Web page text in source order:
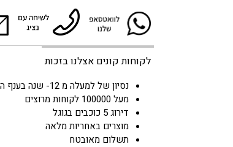
לקוחות קונים אצלנו בזכות
נסיון של למעלה מ 12- שנה בענף הסלולר
מעל 100000 לקוחות מרוצים
דירוג 5 כוכבים בגוגל
מוצרים באחריות מלאה
תשלום מאובטח